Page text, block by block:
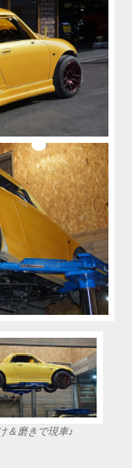
＆磨きで現車♪